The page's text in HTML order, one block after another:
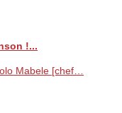
!...
Mabele [chef…